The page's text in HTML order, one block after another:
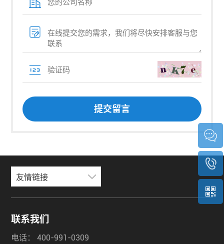
友情链接
联系我们
电话： 400-991-0309